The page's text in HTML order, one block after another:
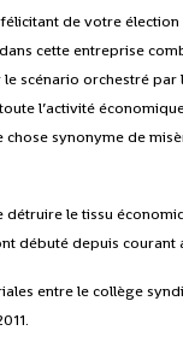
de votre
cette entreprise
scénario orchestré par
l’activité
synonyme de
détruire le tissu
débuté depuis courant
entre le collège